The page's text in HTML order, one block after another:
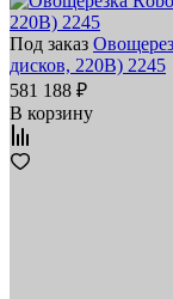
Под заказ
дисков, 220В) 2245
581 188 ₽
В корзину